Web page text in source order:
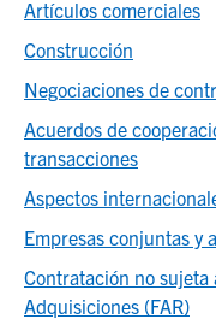
Artículos comerciales
Construcción
Negociaciones de
Acuerdos de
transacciones
Aspectos
Empresas conjuntas y
Contratación no sujeta
Adquisiciones (FAR)